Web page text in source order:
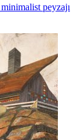
peyzajı